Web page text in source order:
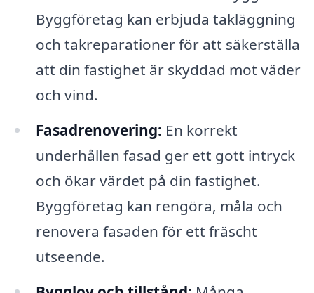
Byggföretag kan erbjuda takläggning
och takreparationer för att säkerställa
att din fastighet är skyddad mot väder
och vind.
Fasadrenovering: En korrekt
underhållen fasad ger ett gott intryck
och ökar värdet på din fastighet.
Byggföretag kan rengöra, måla och
renovera fasaden för ett fräscht
utseende.